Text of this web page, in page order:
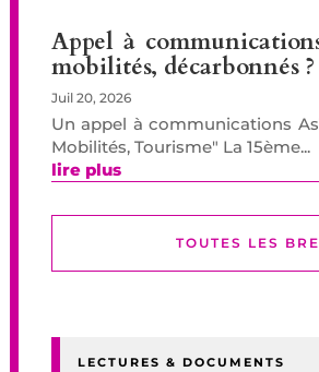
Appel à
mobilités, décarbonnés ?
Juil 20, 2026
Un appel à communications
Mobilités, Tourisme" La 15ème...
lire plus
TOUTES LES
LECTURES & DOCUMENTS